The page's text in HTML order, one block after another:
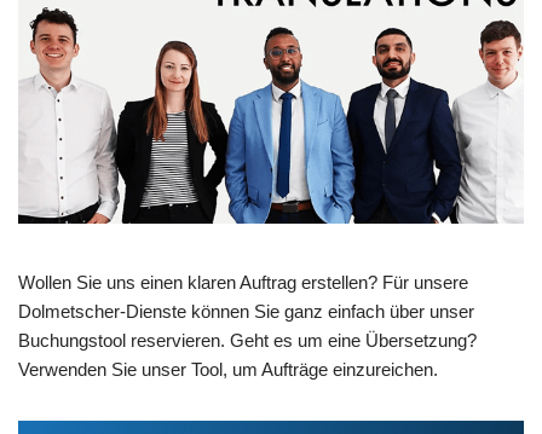
Wollen Sie uns einen klaren Auftrag erstellen? Für unsere
Dolmetscher-Dienste können Sie ganz einfach über unser
Buchungstool reservieren. Geht es um eine Übersetzung?
Verwenden Sie unser Tool, um Aufträge einzureichen.